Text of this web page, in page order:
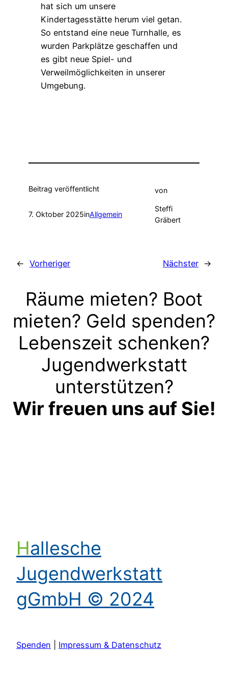
hat sich um unsere
Kindertagesstätte herum viel getan.
So entstand eine neue Turnhalle, es
wurden Parkplätze geschaffen und
es gibt neue Spiel- und
Verweilmöglichkeiten in unserer
Umgebung.
Beitrag veröffentlicht
7. Oktober 2025inAllgemein
von
Steffi
Gräbert
← Vorheriger Nächster →
Räume mieten? Boot
mieten? Geld spenden?
Lebenszeit schenken?
Jugendwerkstatt
unterstützen?
Wir freuen uns auf Sie!
Hallesche
Jugendwerkstatt
gGmbH © 2024
Spenden Impressum & Datenschutz